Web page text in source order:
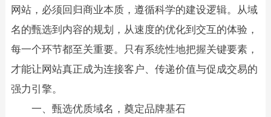
网站，必须回归商业本质，遵循科学的建设逻辑。从域
名的甄选到内容的规划，从速度的优化到交互的体验，
每一个环节都至关重要。只有系统性地把握关键要素，
才能让网站真正成为连接客户、传递价值与促成交易的
强力引擎。
一、甄选优质域名，奠定品牌基石